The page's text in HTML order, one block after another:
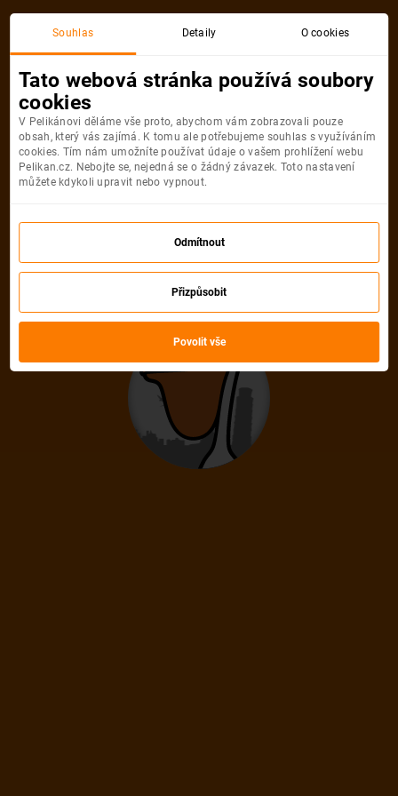
Akční letenka
Litujeme, akční letenka do města už
není dostupná
Vybrat jinou akční letenku
Souhlas Detaily O cookies
Tato webová stránka používá soubory
cookies
V Pelikánovi děláme vše proto, abychom vám zobrazovali pouze
obsah, který vás zajímá. K tomu ale potřebujeme souhlas s využíváním
cookies. Tím nám umožníte používat údaje o vašem prohlížení webu
Pelikan.cz. Nebojte se, nejedná se o žádný závazek. Toto nastavení
můžete kdykoli upravit nebo vypnout.
Odmítnout
Přizpůsobit
Povolit vše